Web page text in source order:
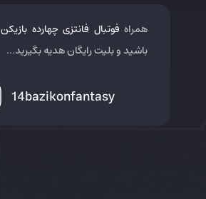
همراه فوتبال فانتزی چهارده بازیکن
باشید و بلیت رایگان هدیه بگیرید...
14bazikonfantasy